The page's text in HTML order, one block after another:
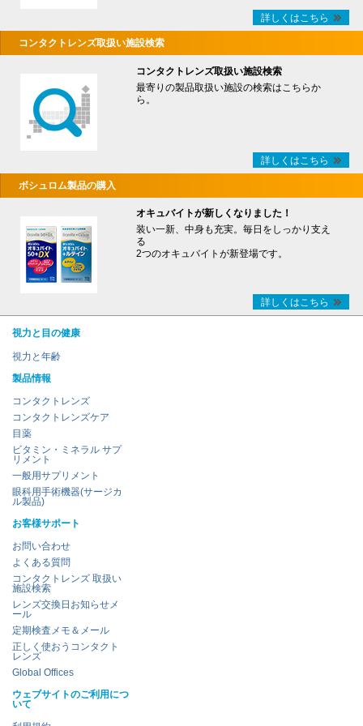
詳しくはこちら
コンタクトレンズ取扱い施設検索
コンタクトレンズ取扱い施設検索
最寄りの製品取扱い施設の検索はこちらか
ら。
詳しくはこちら
ボシュロム製品の購入
オキュバイトが新しくなりました！
装い一新、中身も充実。毎日をしっかり支え
る
2つのオキュバイトが新登場です。
詳しくはこちら
視力と目の健康
視力と年齢
製品情報
コンタクトレンズ
コンタクトレンズケア
目薬
ビタミン・ミネラル サプ
リメント
一般用サプリメント
眼科用手術機器(サージカ
ル製品)
お客様サポート
お問い合わせ
よくある質問
コンタクトレンズ 取扱い
施設検索
レンズ交換日お知らせメ
ール
定期検査メモ＆メール
正しく使おうコンタクト
レンズ
Global Offices
ウェブサイトのご利用につ
いて